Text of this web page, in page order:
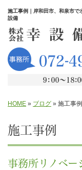
施工事例｜岸和田市、和泉市で
設備
HOME » ブログ » 施工事例
施工事例
事務所リノベ